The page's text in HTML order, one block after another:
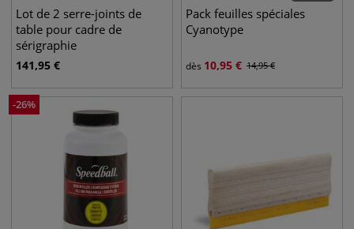
Lot de 2 serre-joints de
table pour cadre de
sérigraphie
141,95 €
Pack feuilles spéciales
Cyanotype
dès 10,95 € 14,95€
-26%